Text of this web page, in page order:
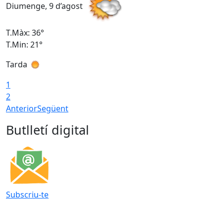
Diumenge, 9 d’agost
T.Màx: 36°
T.Min: 21°
Tarda
1
2
AnteriorSegüent
Butlletí digital
Subscriu-te